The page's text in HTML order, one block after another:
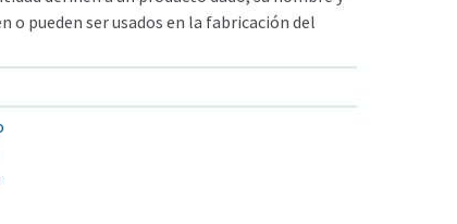
o pueden ser usados en la fabricación del